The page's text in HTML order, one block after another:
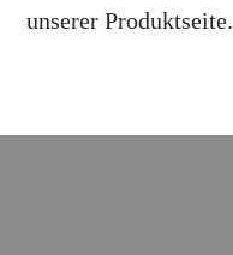
unserer Produktseite.